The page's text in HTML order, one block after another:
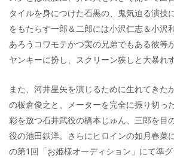
タイルを身につけた石黒の、鬼気迫る演技
をもたらす一郎＆二郎には小沢仁志＆小沢
あろうコワモテかつ実の兄弟でもある彼等
ヤンキーに扮し、スクリーン狭しと大暴れす
また、河井星矢を演じるために生れてきた
の板倉俊之と、メーターを完全に振り切っ
彩を放つ石井武役の橋本じゅん、三郎を目
役の池田鉄洋。さらにヒロインの如月春菜
の第1回「お姫様オーディション」にて準グ